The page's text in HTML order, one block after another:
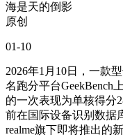
海是天的倒影
原创
01-10
2026年1月10日，一款
名跑分平台GeekBench
的一次表现为单核得分
前在国际设备识别数据
realme旗下即将推出的